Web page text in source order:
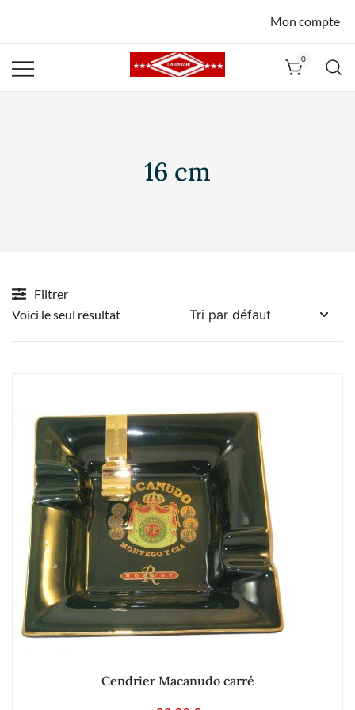
Mon compte
0
16 cm
Filtrer
Voici le seul résultat
Cendrier Macanudo carré